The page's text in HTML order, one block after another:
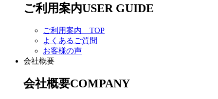
ご利用案内USER GUIDE
ご利用案内 TOP
よくあるご質問
お客様の声
会社概要
会社概要COMPANY